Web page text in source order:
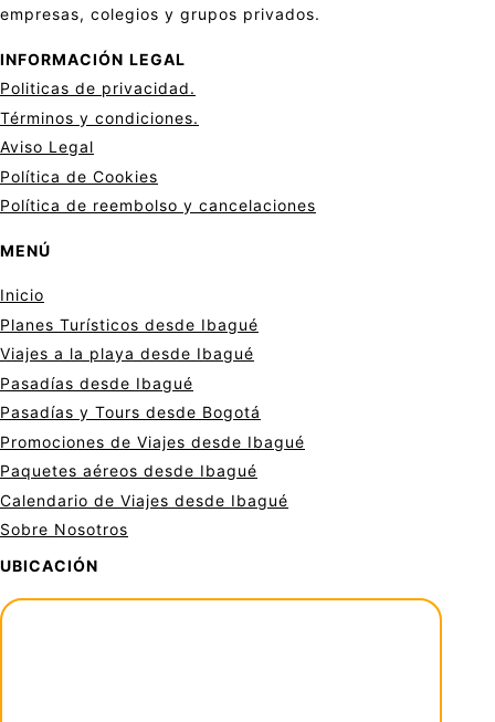
empresas, colegios y grupos privados.
INFORMACIÓN LEGAL
Politicas de privacidad.
Términos y condiciones.
Aviso Legal
Política de Cookies
Política de reembolso y cancelaciones
MENÚ
Inicio
Planes Turísticos desde Ibagué
Viajes a la playa desde Ibagué
Pasadías desde Ibagué
Pasadías y Tours desde Bogotá
Promociones de Viajes desde Ibagué
Paquetes aéreos desde Ibagué
Calendario de Viajes desde Ibagué
Sobre Nosotros
UBICACIÓN